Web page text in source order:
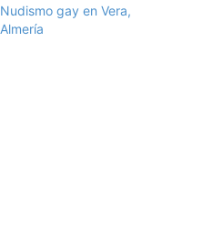
Nudismo gay en Vera,
Almería